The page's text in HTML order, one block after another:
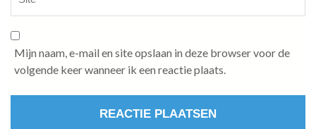
Mijn naam, e-mail en site opslaan in deze browser voor de
volgende keer wanneer ik een reactie plaats.